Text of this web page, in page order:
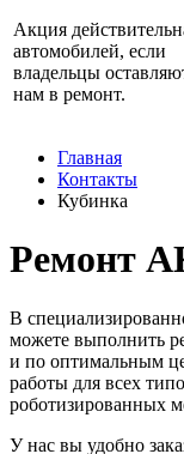
Акция
автомобилей, если
владельцы
нам в ремонт.
Главная
Контакты
Кубинка
Ремонт
В
можете выполнить
и по оптимальным
работы для всех
роботизированных
У нас вы удобно